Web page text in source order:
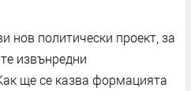
нов политически проект, за
извънредни
ще се казва формацията